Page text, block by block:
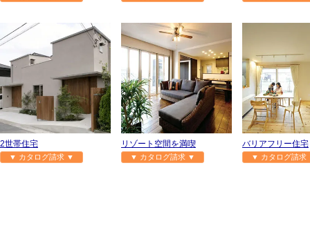
2世帯住宅
▼ カタログ請求 ▼
リゾート空間を満喫
▼ カタログ請求 ▼
バリアフリー住宅
▼ カタログ請